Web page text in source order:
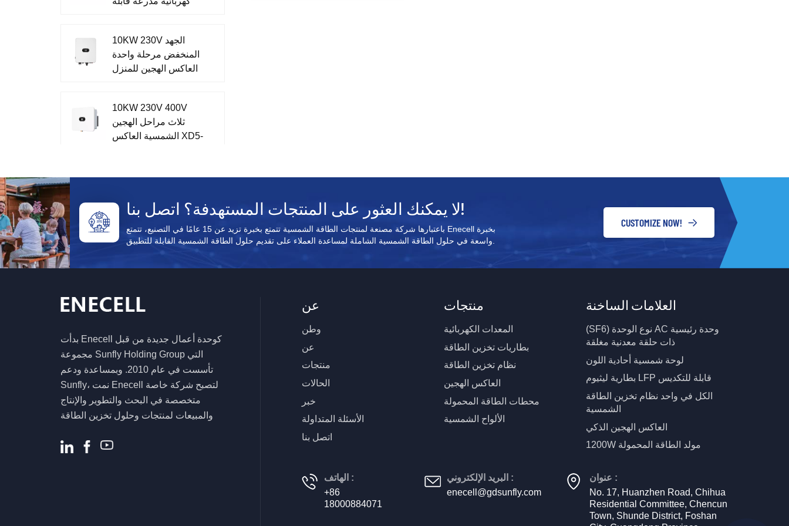
10KW 230V الجهد
المنخفض مرحلة واحدة
العاكس الهجين للمنزل
10KW 230V 400V
ثلاث مراحل الهجين
الشمسية العاكس XD5-
51.2V تخزين الطاقة
نظام واحد XD3-6KTL-
AIO
CFE PVG3 Pro الكل
في واحد خارج الشبكة
نظام تخزين الطاقة
5.5KW 6.2KW عاكس
الكفاءة لنظام الطاقة
المنزلية
لا يمكنك العثور على المنتجات المستهدفة؟ اتصل بنا!
باعتبارها شركة مصنعة لمنتجات الطاقة الشمسية تتمتع بخبرة تزيد عن 15 عامًا في التصنيع، تتمتع Enecell بخبرة
CUSTOMIZE NOW!
بدأت Enecell كوحدة أعمال جديدة من قبل
مجموعة Sunfly Holding Group التي
تأسست في عام 2010. وبمساعدة ودعم
Sunfly، نمت Enecell لتصبح شركة خاصة
متخصصة في البحث والتطوير والإنتاج
والمبيعات لمنتجات وحلول تخزين الطاقة
عن
وطن
عن
منتجات
الحالات
خبر
الأسئلة المتداولة
اتصل بنا
منتجات
المعدات الكهربائية
بطاريات تخزين الطاقة
نظام تخزين الطاقة
العاكس الهجين
محطات الطاقة المحمولة
الألواح الشمسية
العلامات الساخنة
(SF6) نوع الوحدة AC وحدة رئيسية
ذات حلقة معدنية مغلقة
لوحة شمسية أحادية اللون
بطارية ليثيوم LFP قابلة للتكديس
الكل في واحد نظام تخزين الطاقة
الشمسية
العاكس الهجين الذكي
1200W مولد الطاقة المحمولة
الهاتف :
+86
18000884071
البريد الإلكتروني :
enecell@gdsunfly.com
عنوان :
No. 17, Huanzhen Road, Chihua
Residential Committee, Chencun
Town, Shunde District, Foshan